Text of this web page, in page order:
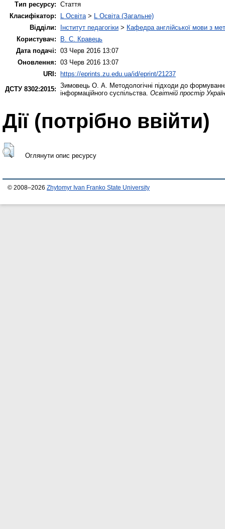
Тип ресурсу: Стаття
Класифікатор:
L Освіта> L Освіта (Загальне)
Відділи:
Інститут педагогіки > Кафедра англійської мови з
Користувач:
В. С. Кравець
Дата подачі: 03 Черв 2016 13:07
Оновлення: 03 Черв 2016 13:07
URI:
https://eprints.zu.edu.ua/id/eprint/21237
ДСТУ 8302:2015: Зимовець О. А. Методологічні підходи до
інформаційного суспільства. Освітній простір
Дії ​​(потрібно ввійти)
Оглянути опис ресурсу
© 2008–2026 Zhytomyr Ivan Franko State University